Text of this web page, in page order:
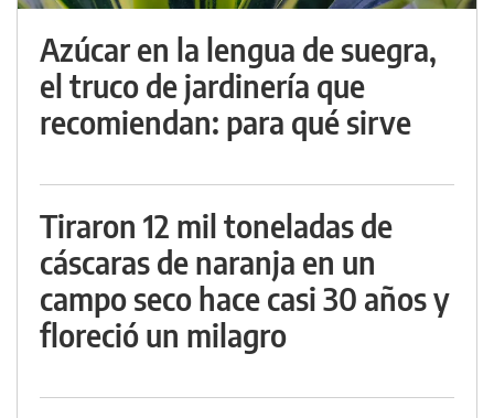
Azúcar en la lengua de suegra,
el truco de jardinería que
recomiendan: para qué sirve
Tiraron 12 mil toneladas de
cáscaras de naranja en un
campo seco hace casi 30 años y
floreció un milagro